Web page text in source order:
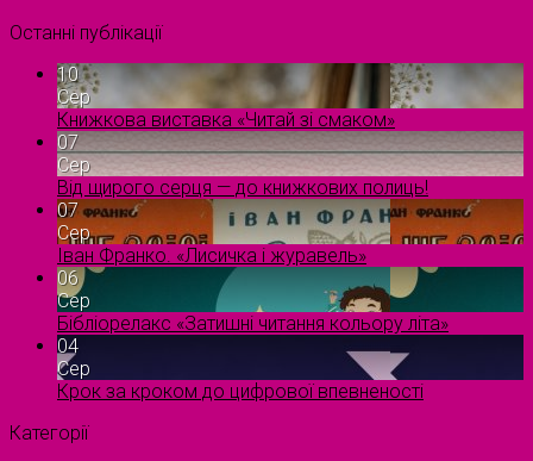
Останні публікації
10
Сер
Книжкова виставка «Читай зі смаком»
07
Сер
Від щирого серця — до книжкових полиць!
07
Сер
Іван Франко. «Лисичка і журавель»
06
Сер
Бібліорелакс «Затишні читання кольору літа»
04
Сер
Крок за кроком до цифрової впевненості
Категорії